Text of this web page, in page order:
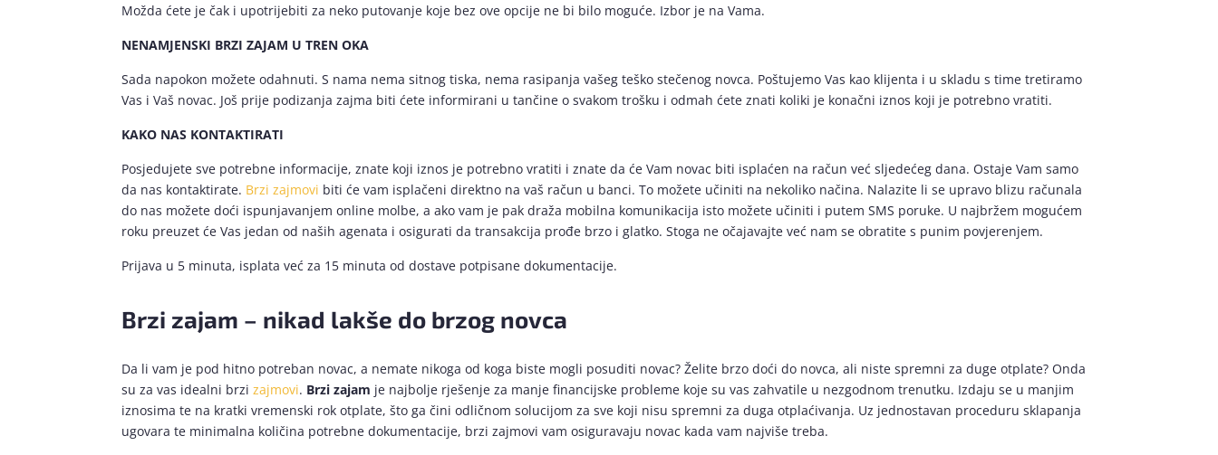
Možda ćete je čak i upotrijebiti za neko putovanje koje bez ove opcije ne bi bilo moguće. Izbor je na Vama.
NENAMJENSKI BRZI ZAJAM U TREN OKA
Sada napokon možete odahnuti. S nama nema sitnog tiska, nema rasipanja vašeg teško stečenog novca. Poštujemo Vas kao klijenta i u skladu s time tretiramo
Vas i Vaš novac. Još prije podizanja zajma biti ćete informirani u tančine o svakom trošku i odmah ćete znati koliki je konačni iznos koji je potrebno vratiti.
KAKO NAS KONTAKTIRATI
Posjedujete sve potrebne informacije, znate koji iznos je potrebno vratiti i znate da će Vam novac biti isplaćen na račun već sljedećeg dana. Ostaje Vam samo
da nas kontaktirate. Brzi zajmovi biti će vam isplačeni direktno na vaš račun u banci. To možete učiniti na nekoliko načina. Nalazite li se upravo blizu računala
do nas možete doći ispunjavanjem online molbe, a ako vam je pak draža mobilna komunikacija isto možete učiniti i putem SMS poruke. U najbržem mogućem
roku preuzet će Vas jedan od naših agenata i osigurati da transakcija prođe brzo i glatko. Stoga ne očajavajte već nam se obratite s punim povjerenjem.
Prijava u 5 minuta, isplata već za 15 minuta od dostave potpisane dokumentacije.
Brzi zajam – nikad lakše do brzog novca
Da li vam je pod hitno potreban novac, a nemate nikoga od koga biste mogli posuditi novac? Želite brzo doći do novca, ali niste spremni za duge otplate? Onda
su za vas idealni brzizajmovi. Brzi zajam je najbolje rješenje za manje financijske probleme koje su vas zahvatile u nezgodnom trenutku. Izdaju se u manjim
iznosima te na kratki vremenski rok otplate, što ga čini odličnom solucijom za sve koji nisu spremni za duga otplaćivanja. Uz jednostavan proceduru sklapanja
ugovara te minimalna količina potrebne dokumentacije, brzi zajmovi vam osiguravaju novac kada vam najviše treba.